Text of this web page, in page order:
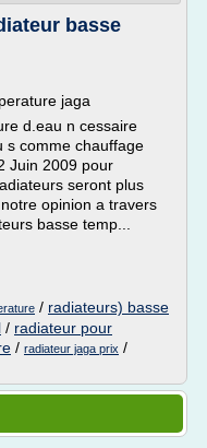
basse
jaga
d.eau n cessaire
s comme chauffage
Juin 2009 pour
seront plus
opinion a travers
basse temp...
/ radiateurs) basse
/ radiateur pour
/ radiateur jaga prix /